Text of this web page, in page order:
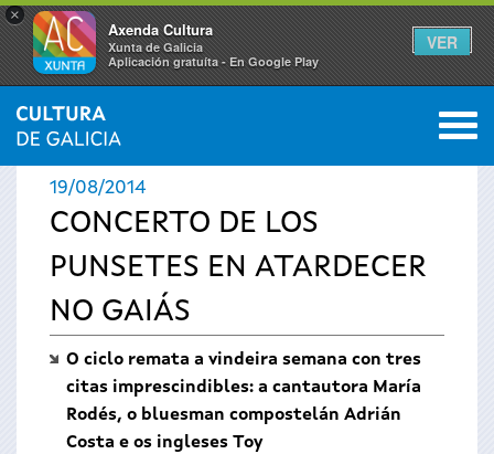
×
Axenda Cultura
Xunta de Galicia
Aplicación gratuíta - En Google Play
VER
Vostede
está
aquí
INICIO › ACTUALIDADE 0
19/08/2014
CONCERTO DE LOS
PUNSETES EN ATARDECER
NO GAIÁS
O ciclo remata a vindeira semana con tres
citas imprescindibles: a cantautora María
Rodés, o bluesman compostelán Adrián
Costa e os ingleses Toy